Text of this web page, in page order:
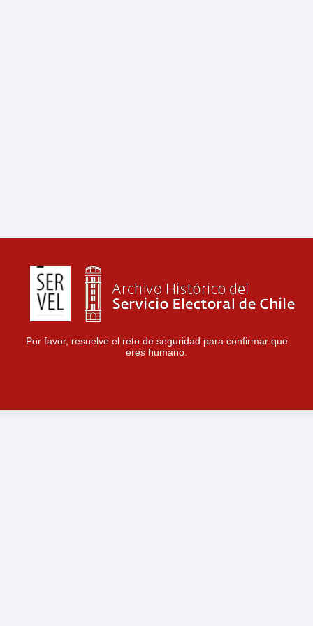
Por favor, resuelve el reto de seguridad para confirmar que
eres humano.